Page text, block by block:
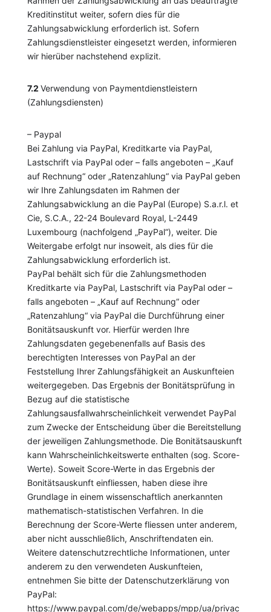
Kreditinstitut weiter, sofern dies für die
Zahlungsabwicklung erforderlich ist. Sofern
Zahlungsdienstleister eingesetzt werden, informieren
wir hierüber nachstehend explizit.
7.2 Verwendung von Paymentdienstleistern
(Zahlungsdiensten)
– Paypal
Bei Zahlung via PayPal, Kreditkarte via PayPal,
Lastschrift via PayPal oder – falls angeboten – „Kauf
auf Rechnung“ oder „Ratenzahlung“ via PayPal geben
wir Ihre Zahlungsdaten im Rahmen der
Zahlungsabwicklung an die PayPal (Europe) S.a.r.l. et
Cie, S.C.A., 22-24 Boulevard Royal, L-2449
Luxembourg (nachfolgend „PayPal“), weiter. Die
Weitergabe erfolgt nur insoweit, als dies für die
Zahlungsabwicklung erforderlich ist.
PayPal behält sich für die Zahlungsmethoden
Kreditkarte via PayPal, Lastschrift via PayPal oder –
falls angeboten – „Kauf auf Rechnung“ oder
„Ratenzahlung“ via PayPal die Durchführung einer
Bonitätsauskunft vor. Hierfür werden Ihre
Zahlungsdaten gegebenenfalls auf Basis des
berechtigten Interesses von PayPal an der
Feststellung Ihrer Zahlungsfähigkeit an Auskunfteien
weitergegeben. Das Ergebnis der Bonitätsprüfung in
Bezug auf die statistische
Zahlungsausfallwahrscheinlichkeit verwendet PayPal
zum Zwecke der Entscheidung über die Bereitstellung
der jeweiligen Zahlungsmethode. Die Bonitätsauskunft
kann Wahrscheinlichkeitswerte enthalten (sog. Score-
Werte). Soweit Score-Werte in das Ergebnis der
Bonitätsauskunft einfliessen, haben diese ihre
Grundlage in einem wissenschaftlich anerkannten
mathematisch-statistischen Verfahren. In die
Berechnung der Score-Werte fliessen unter anderem,
aber nicht ausschließlich, Anschriftendaten ein.
Weitere datenschutzrechtliche Informationen, unter
anderem zu den verwendeten Auskunfteien,
entnehmen Sie bitte der Datenschutzerklärung von
PayPal:
https://www.paypal.com/de/webapps/mpp/ua/privac